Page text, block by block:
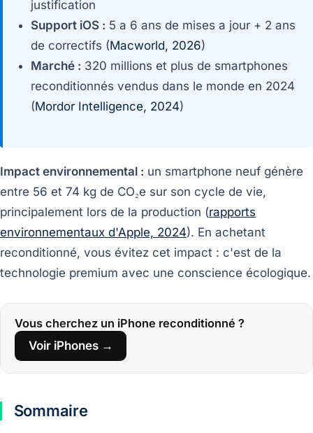
justification
Support iOS : 5 a 6 ans de mises a jour + 2 ans
de correctifs (Macworld, 2026)
Marché : 320 millions et plus de smartphones
reconditionnés vendus dans le monde en 2024
(Mordor Intelligence, 2024)
Impact environnemental : un smartphone neuf génère
entre 56 et 74 kg de CO₂e sur son cycle de vie,
principalement lors de la production (rapports
environnementaux d'Apple, 2024). En achetant
reconditionné, vous évitez cet impact : c'est de la
technologie premium avec une conscience écologique.
Vous cherchez un iPhone reconditionné ?
Voir iPhones →
Sommaire